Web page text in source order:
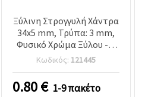
Ξύλινη Στρογγυλή Χάντρα
34x5 mm, Τρύπα: 3 mm,
Φυσικό Χρώμα Ξύλου - 2
τεμ.
Κωδικός: 121445
0.80€ 1-9 πακέτο